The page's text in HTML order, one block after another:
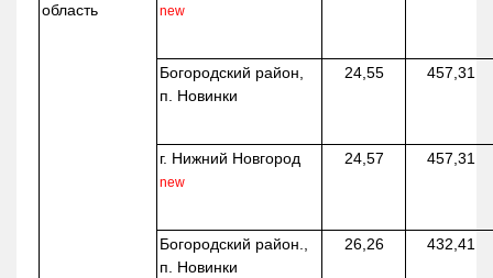
область
new
Богородский район,
п. Новинки
24,55 457,31
г. Нижний Новгород
new
24,57 457,31
Богородский район.,
п. Новинки
26,26 432,41